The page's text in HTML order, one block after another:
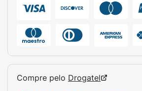
Compre pelo Drogatel